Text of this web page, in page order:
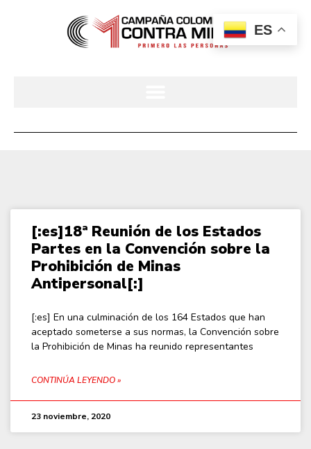
[:es]18ª Reunión de los Estados
Partes en la Convención sobre la
Prohibición de Minas
Antipersonal[:]
[:es] En una culminación de los 164 Estados que han
aceptado someterse a sus normas, la Convención sobre
la Prohibición de Minas ha reunido representantes
CONTINÚA LEYENDO »
23 noviembre, 2020
ES